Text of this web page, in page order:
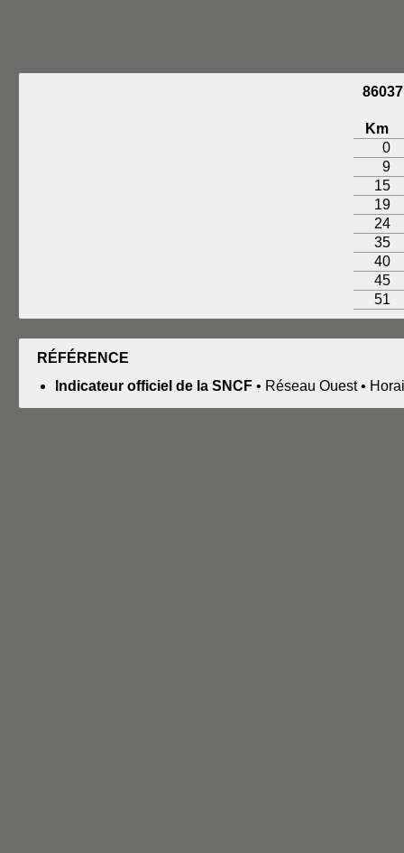
Km
0
9
15
19
24
35
40
45
51
RÉFÉRENCE
Indicateur officiel de la SNCF • Réseau Ouest •